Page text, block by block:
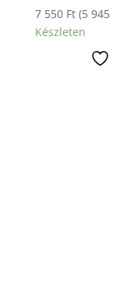
7 550 Ft (5 945
Készleten